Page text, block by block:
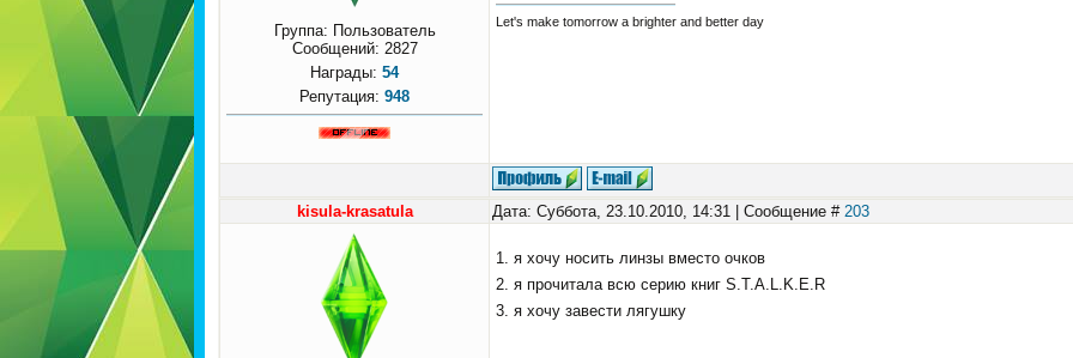
Группа: Пользователь
Сообщений: 2827
Награды: 54
Репутация: 948
Let's make tomorrow a brighter and better day
kisula-krasatula Дата: Суббота, 23.10.2010, 14:31 | Сообщение # 203
1. я хочу носить линзы вместо очков
2. я прочитала всю серию книг S.T.A.L.K.E.R
3. я хочу завести лягушку